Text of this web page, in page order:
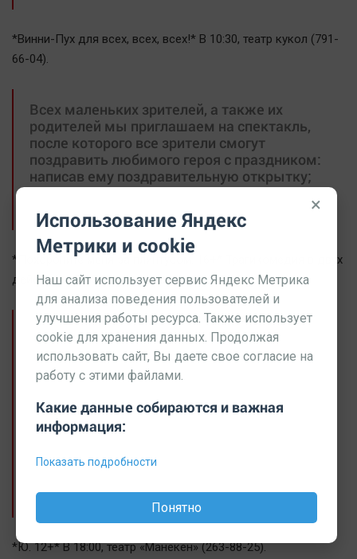
*Винни-Пух для всех, всех, всех!* В 10:30, театр кукол (791-
66-04).
Всех маленьких зрителей, а также их
родителей мы приглашаем на спектакль,
после которого все зрители смогут
поздравить любимого героя с праздником:
написав ему поздравительную открытку;
спеть для мишки «Каравай»; задуть свечи
на торте; и получить именинное угощение.
*Похороните меня за плинтусом. 16+* Трагикомедия в двух
действиях. В 18:00, театр драмы (264-76-84).
В основе сюжета история о непростом
детстве Саши Савельева, это, прежде всего,
повесть о любви. Но о любви жуткой,
вывернутой шиворот-навыворот,
причиняющей одни страдания и любящим и
любимым. Любовный треугольник
оригинален донельзя — бабушка, мать и
части обезумевшими от собственной любви
своя правда и своя боль.
*Ю. 12+* В 18:00, театр «Манекен» (263-88-25).
×
Использование Яндекс
Метрики и cookie
Наш сайт использует сервис Яндекс Метрика
для анализа поведения пользователей и
улучшения работы ресурса. Также использует
cookie для хранения данных. Продолжая
использовать сайт, Вы даете свое согласие на
работу с этими файлами.
Какие данные собираются и важная
информация:
Показать подробности
Понятно